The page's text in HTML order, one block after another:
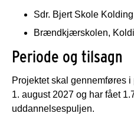
Sdr. Bjert Skole Kolding
Brændkjærskolen,
Periode og tilsagn
Projektet skal gennemføres i
1. august 2027 og har fået
uddannelsespuljen.